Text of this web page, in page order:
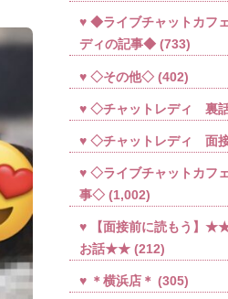
◆ライブチャットカフ
ディの記事◆ (733)
◇その他◇ (402)
◇チャットレディ 裏
◇チャットレディ 面
◇ライブチャットカフ
事◇ (1,002)
【面接前に読もう】
お話★★ (212)
＊横浜店＊ (305)